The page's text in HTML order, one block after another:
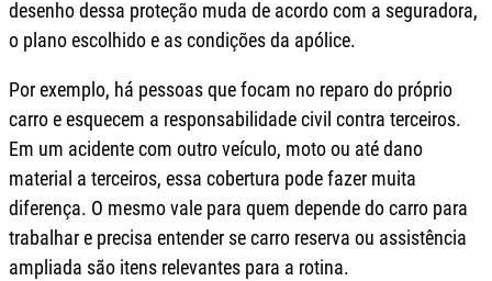
desenho dessa proteção muda de acordo com a seguradora,
o plano escolhido e as condições da apólice.
Por exemplo, há pessoas que focam no reparo do próprio
carro e esquecem a responsabilidade civil contra terceiros.
Em um acidente com outro veículo, moto ou até dano
material a terceiros, essa cobertura pode fazer muita
diferença. O mesmo vale para quem depende do carro para
trabalhar e precisa entender se carro reserva ou assistência
ampliada são itens relevantes para a rotina.